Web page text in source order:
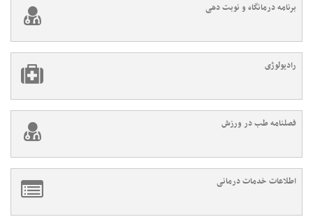
برنامه درمانگاه و نوبت دهی
رادیولوژی
فصلنامه طب در ورزش
اطلاعات خدمات درمانی